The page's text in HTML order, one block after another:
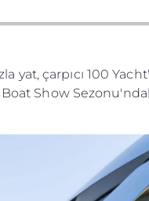
yat, çarpıcı 100
Show